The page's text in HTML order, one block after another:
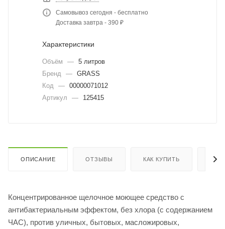
Самовывоз сегодня - бесплатно
Доставка завтра - 390 ₽
Характеристики
Объём — 5 литров
Бренд
— GRASS
Код
— 00000071012
Артикул
— 125415
ОПИСАНИЕ ОТЗЫВЫ КАК КУПИТЬ
Концентрированное щелочное моющее средство с
антибактериальным эффектом, без хлора (с содержанием
ЧАС), против уличных, бытовых, масложировых,